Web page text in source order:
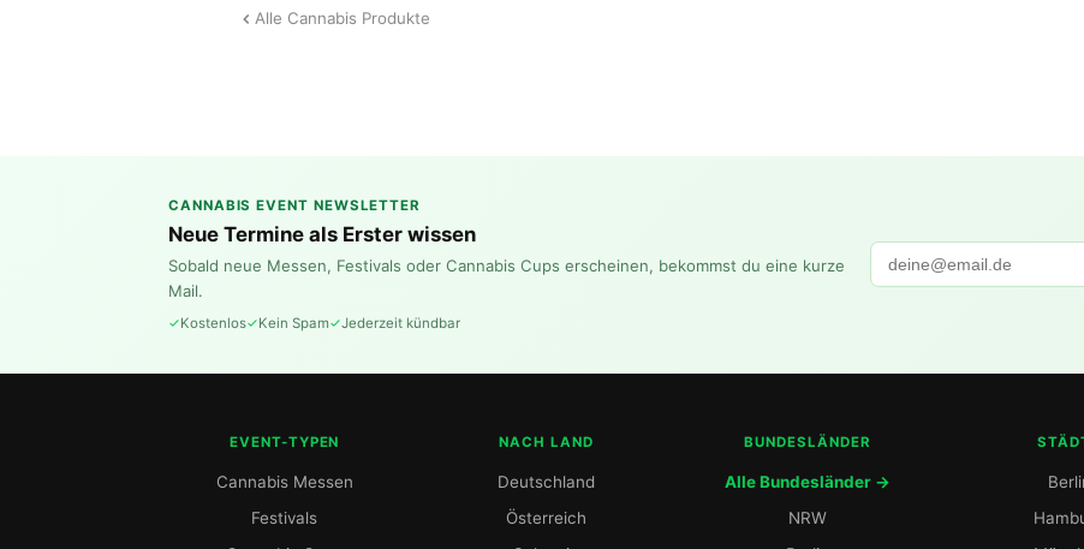
Alle Cannabis Produkte
CANNABIS EVENT NEWSLETTER
Neue Termine als Erster wissen
Sobald neue Messen, Festivals oder Cannabis Cups erscheinen, bekommst du eine kurze
Mail.
Kostenlos Kein Spam Jederzeit kündbar
EVENT-TYPEN
Cannabis Messen
Festivals
NACH LAND
Deutschland
Österreich
BUNDESLÄNDER
Alle Bundesländer →
NRW